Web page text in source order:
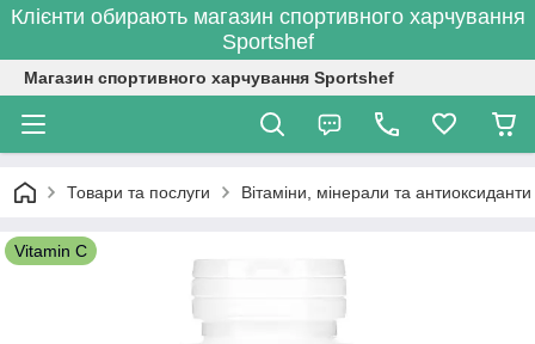
Клієнти обирають магазин спортивного харчування
Sportshef
Магазин спортивного харчування Sportshef
Товари та послуги Вітаміни, мінерали та антиоксиданти
Vitamin C